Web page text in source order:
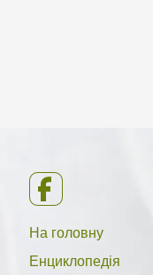
На головну
Енциклопедія